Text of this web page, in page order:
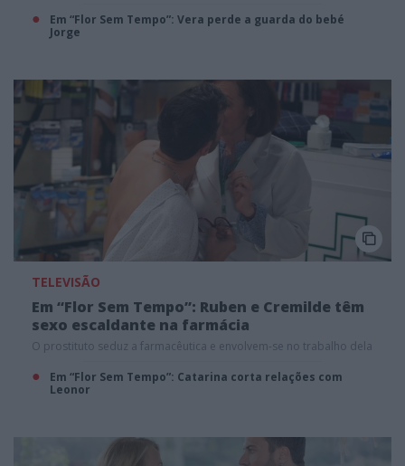
Em “Flor Sem Tempo”: Vera perde a guarda do bebé
Jorge
TELEVISÃO
Em “Flor Sem Tempo”: Ruben e Cremilde têm
sexo escaldante na farmácia
O prostituto seduz a farmacêutica e envolvem-se no trabalho dela
Em “Flor Sem Tempo”: Catarina corta relações com
Leonor